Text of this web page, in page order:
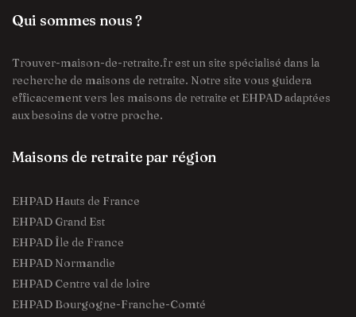
Qui sommes nous ?
Trouver-maison-de-retraite.fr est un site spécialisé dans la
recherche de maisons de retraite. Notre site vous guidera
efficacement vers les maisons de retraite et EHPAD adaptées
aux besoins de votre proche.
Maisons de retraite par région
EHPAD Hauts de France
EHPAD Grand Est
EHPAD Île de France
EHPAD Normandie
EHPAD Centre val de loire
EHPAD Bourgogne-Franche-Comté